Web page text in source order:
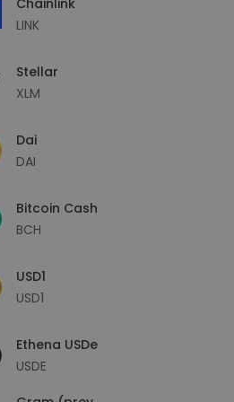
LINK
Stellar
XLM
Dai
DAI
Bitcoin Cash
BCH
USD1
USD1
Ethena USDe
USDE